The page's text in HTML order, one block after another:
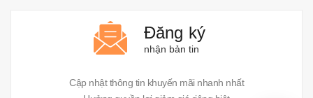
Đăng ký
nhận bản tin
Cập nhật thông tin khuyến mãi nhanh nhất